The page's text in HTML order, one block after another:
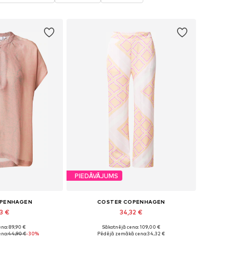
€
XS
89,90 €
44,90 €-30%
PIEDĀVĀJUMS
COSTER COPENHAGEN
34,32 €
Pieejamie izmēri: 34
Sākotnējā cena: 109,00 €
Pēdējā zemākā cena:34,32 €